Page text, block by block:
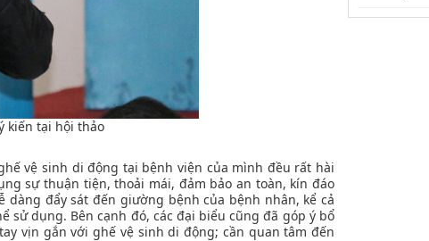
kiến tại hội thảo
vệ sinh di động tại bệnh viện của mình đều rất hài
sự thuận tiện, thoải mái, đảm bảo an toàn, kín đáo
đẩy sát đến giường bệnh của bệnh nhân, kể cả
sử dụng. Bên cạnh đó, các đại biểu cũng đã góp ý bổ
vịn gắn với ghế vệ sinh di động; cần quan tâm đến